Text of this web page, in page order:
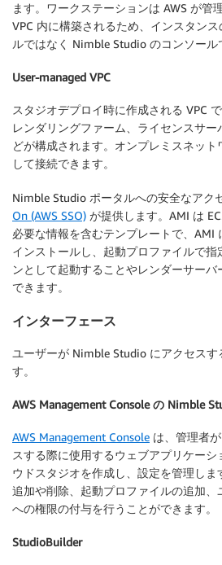
ます。ワークステーションは AWS が
VPC 内に構築されるため、インスタン
ルではなく Nimble Studio のコンソール
User-managed VPC
スタジオデプロイ時に作成される VPC
レンダリングファーム、ライセンスサ
どが構成されます。オンプレミスネット
して接続できます。
Nimble Studio ポータルへの安全なアク
On (AWS SSO) が提供します。AMI は
必要な情報を含むテンプレートで、AMI
インストールし、起動プロファイルで指
ンとして起動することやレンダーサー
できます。
インターフェース
ユーザーが Nimble Studio にアクセスす
す。
AWS Management Console の Nimble
AWS Management Console は、管理者
スする際に使用するウェブアプリケーシ
ウドスタジオを作成し、設定を管理し
追加や削除、起動プロファイルの追加
への権限の付与を行うことができます。
StudioBuilder